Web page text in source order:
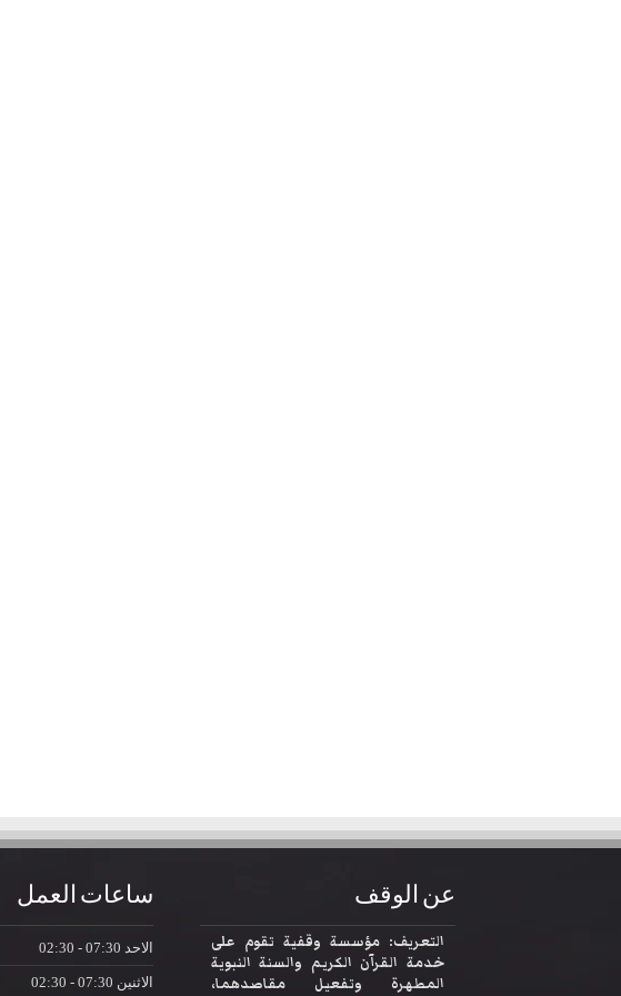
عن الوقف
التعريف: مؤسسة وقفية تقوم على
خدمة القرآن الكريم والسنة النبوية
المطهرة وتفعيل مقاصدهما،
ساعات العمل
الاحد
الاثنين